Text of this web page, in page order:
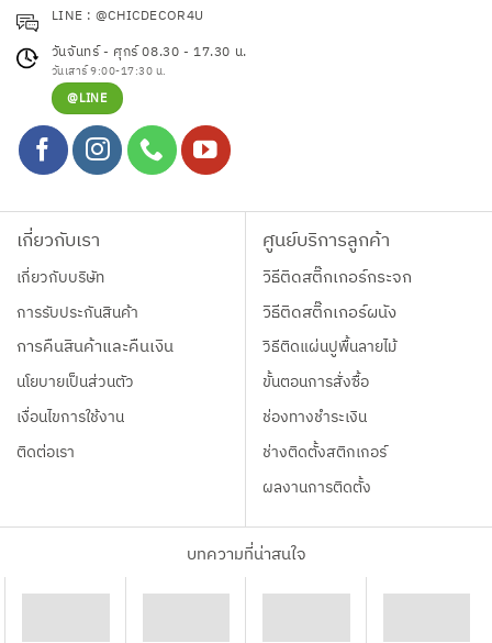
LINE : @CHICDECOR4U
วันจันทร์ - ศุกร์ 08.30 - 17.30 น.
วันเสาร์ 9:00-17:30 น.
@LINE
เกี่ยวกับเรา
เกี่ยวกับบริษัท
การรับประกันสินค้า
การคืนสินค้าและคืนเงิน
นโยบายเป็นส่วนตัว
เงื่อนไขการใช้งาน
ติดต่อเรา
ศูนย์บริการลูกค้า
วิธีติดสติ๊กเกอร์กระจก
วิธีติดสติ๊กเกอร์ผนัง
วิธีติดแผ่นปูพื้นลายไม้
ขั้นตอนการสั่งซื้อ
ช่องทางชำระเงิน
ช่างติดตั้งสติกเกอร์
ผลงานการติดตั้ง
บทความที่น่าสนใจ